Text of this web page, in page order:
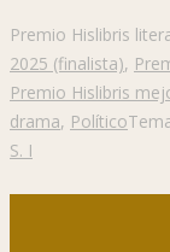
Premio Hislibris
2025 (finalista),
Premio Hislibris
drama, Político
S. I